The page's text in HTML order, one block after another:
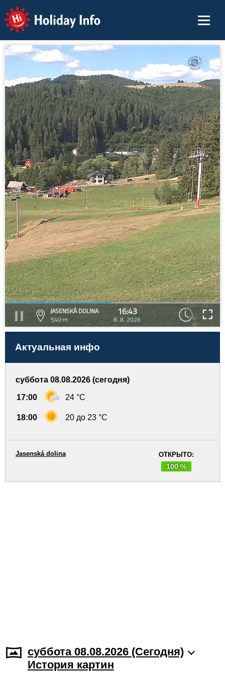
Holiday Info
JASENSKÁ DOLINA
540 m
16:43
8. 8. 2026
Актуальная инфо
суббота 08.08.2026 (сегодня)
17:00 24 °C
18:00 20 до 23 °C
ОТКРЫТО:
100 %
Jasenská dolina
суббота 08.08.2026 (Cегодня)
История картин